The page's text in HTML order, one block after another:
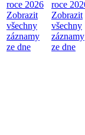
roce 2026
Zobrazit
všechny
záznamy
ze dne
roce
Zobrazit
všechny
záznamy
ze dne